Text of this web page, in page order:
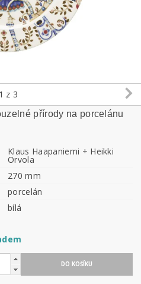
1 z 3
přírody na porcelánu
Klaus Haapaniemi + Heikki
Orvola
270 mm
porcelán
bílá